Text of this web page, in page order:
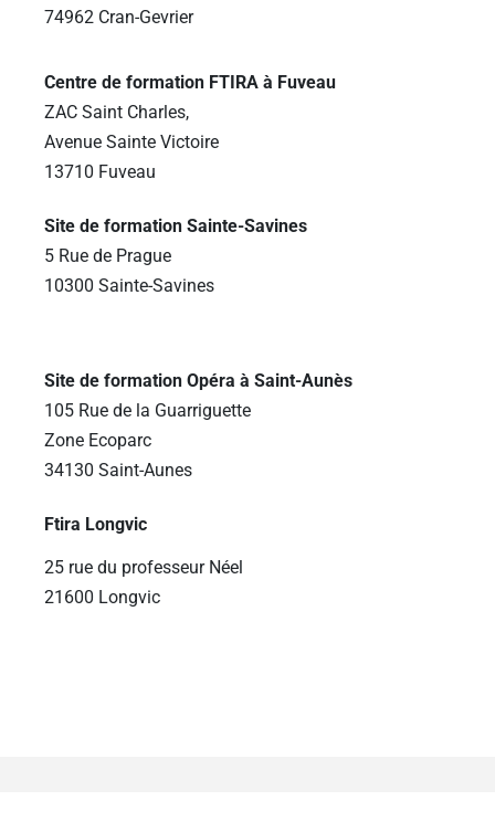
74962 Cran-Gevrier
Centre de formation FTIRA à Fuveau
ZAC Saint Charles,
Avenue Sainte Victoire
13710 Fuveau
Site de formation Sainte-Savines
5 Rue de Prague
10300 Sainte-Savines
Site de formation Opéra à Saint-Aunès
105 Rue de la Guarriguette
Zone Ecoparc
34130 Saint-Aunes
Ftira Longvic
25 rue du professeur Néel
21600 Longvic